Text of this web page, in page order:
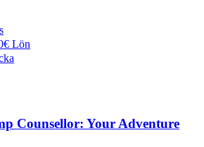
Lön
Counsellor: Your Adventure